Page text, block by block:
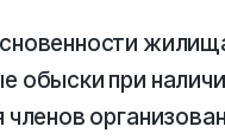
обыски при
членов